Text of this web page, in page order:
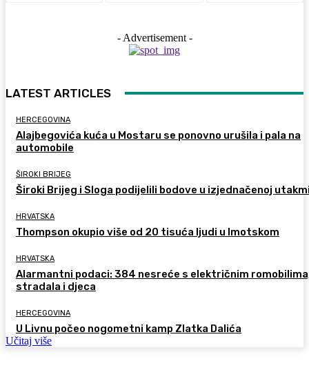
- Advertisement -
LATEST ARTICLES
HERCEGOVINA
Alajbegovića kuća u Mostaru se ponovno urušila i pala na
automobile
ŠIROKI BRIJEG
Široki Brijeg i Sloga podijelili bodove u izjednačenoj
HRVATSKA
Thompson okupio više od 20 tisuća ljudi u Imotskom
HRVATSKA
Alarmantni podaci: 384 nesreće s električnim
stradala i djeca
HERCEGOVINA
U Livnu počeo nogometni kamp Zlatka Dalića
Učitaj više